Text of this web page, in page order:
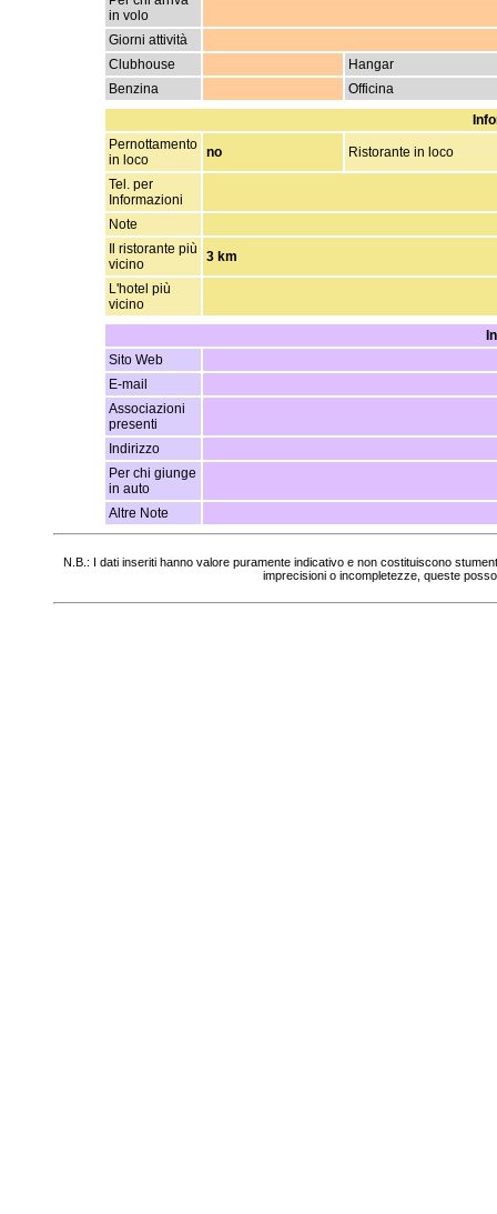
in volo
Giorni attività
Clubhouse
Hangar
Benzina
Officina
Pernottamento
in loco
no Ristorante in loco
Tel. per
Informazioni
Note
Il ristorante più
vicino
3 km
L'hotel più
vicino
Sito Web
E-mail
Associazioni
presenti
Indirizzo
Per chi giunge
in auto
Altre Note
N.B.: I dati inseriti hanno valore puramente indicativo e non costituiscono
imprecisioni o incompletezze, queste